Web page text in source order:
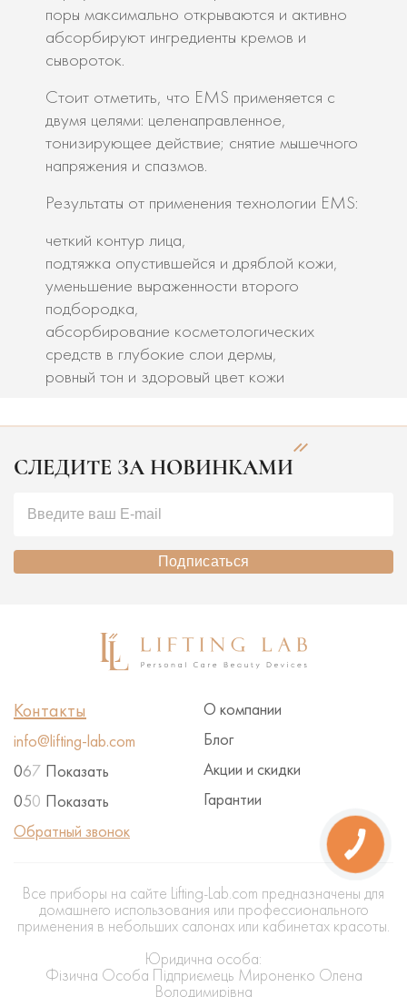
поры максимально открываются и активно
абсорбируют ингредиенты кремов и
сывороток.
Стоит отметить, что ЕMS применяется с
двумя целями: целенаправленное,
тонизирующее действие; снятие мышечного
напряжения и спазмов.
Результаты от применения технологии EMS:
четкий контур лица,
подтяжка опустившейся и дряблой кожи,
уменьшение выраженности второго
подбородка,
абсорбирование косметологических
средств в глубокие слои дермы,
ровный тон и здоровый цвет кожи
СЛЕДИТЕ ЗА НОВИНКАМИ
Подписаться
О компании
Блог
Акции и скидки
Гарантии
Контакты
info@lifting-lab.com
067 Показать
050 Показать
Обратный звонок
Все приборы на сайте Lifting-Lab.com предназначены для
домашнего использования или профессионального
применения в небольших салонах или кабинетах красоты.
Юридична особа:
Фізична Особа Підприємець Мироненко Олена
Володимирівна